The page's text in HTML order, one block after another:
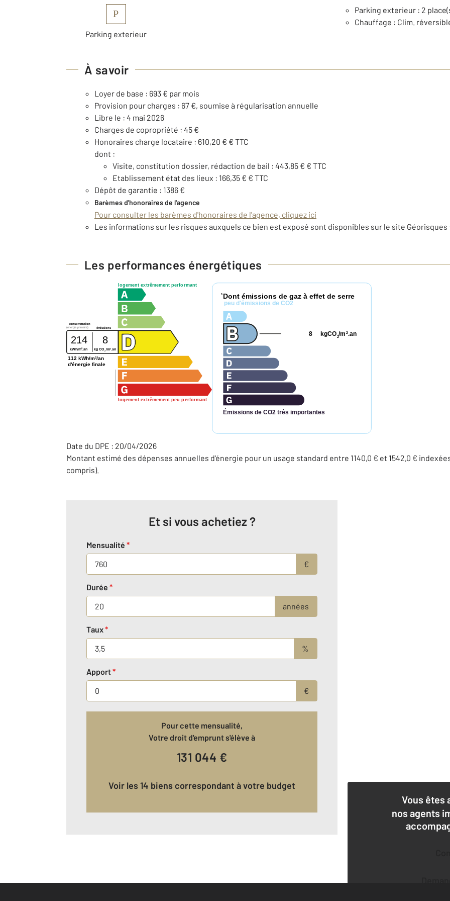
P
Parking exterieur
Parking exterieur : 2
Chauffage : Clim.
À savoir
Loyer de base : 693 € par mois
Provision pour charges : 67 €, soumise à régularisation annuelle
Libre le : 4 mai 2026
Charges de copropriété : 45 €
Honoraires charge locataire : 610,20 € € TTC
dont :
Visite, constitution dossier, rédaction de bail : 443,85 € € TTC
Etablissement état des lieux : 166,35 € € TTC
Dépôt de garantie : 1386 €
Barèmes d'honoraires de l'agence
Pour consulter les barèmes d'honoraires de l'agence, cliquez ici
Les informations sur les risques auxquels ce bien est exposé sont disponibles sur le site Géorisques
Les performances énergétiques
logement extrêmement performant
logement extrêmement peu performant
consommation
émissions
(énergie primaire)
214 8
kWh/m2 .an kg CO2 /m2 .an
112 kWh/m²/an
d'énergie finale
* Dont émissions de gaz à effet de serre
peu d'émissions de CO2
Émissions de CO2 très importantes
kgCO2/m 2.an
8
Date du DPE : 20/04/2026
Montant estimé des dépenses annuelles d'énergie pour un usage standard entre 1140,0 € et 1542,0 €
compris).
Et si vous achetiez ?
Mensualité *
€
Durée *
années
Taux*
%
Apport*
€
Pour cette mensualité,
Votre droit d'emprunt s'élève à
131 044 €
Voir les 14 biens correspondant à votre budget
Vous êtes
nos agents